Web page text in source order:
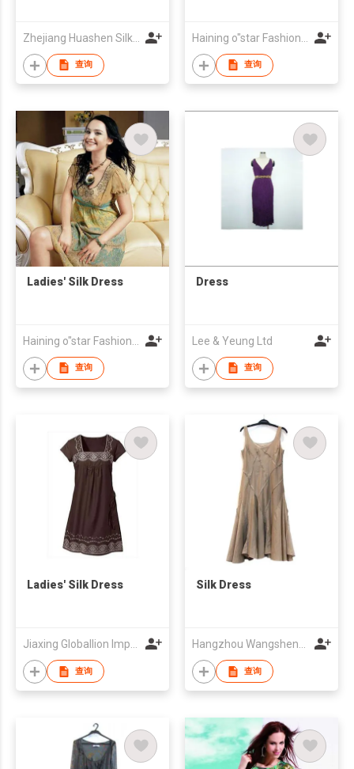
查询 查询
Ladies' Silk Dress
查询
Dress
Lee & Yeung Ltd
查询
Ladies' Silk Dress
查询
Silk Dress
查询